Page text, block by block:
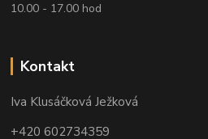
10.00 - 17.00 hod
Kontakt
Iva Klusáčková Ježková
+420 602734359